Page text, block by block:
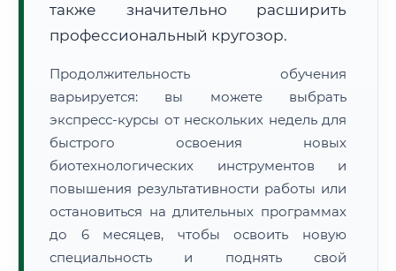
также значительно расширить
профессиональный кругозор.
Продолжительность обучения
варьируется: вы можете выбрать
экспресс-курсы от нескольких недель для
быстрого освоения новых
биотехнологических инструментов и
повышения результативности работы или
остановиться на длительных программах
до 6 месяцев, чтобы освоить новую
специальность и поднять свой